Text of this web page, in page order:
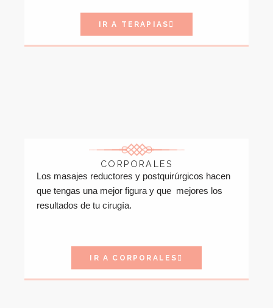
IR A TERAPIAS
CORPORALES
Los masajes reductores y postquirúrgicos hacen
que tengas una mejor figura y que mejores los
resultados de tu cirugía.
IR A CORPORALES